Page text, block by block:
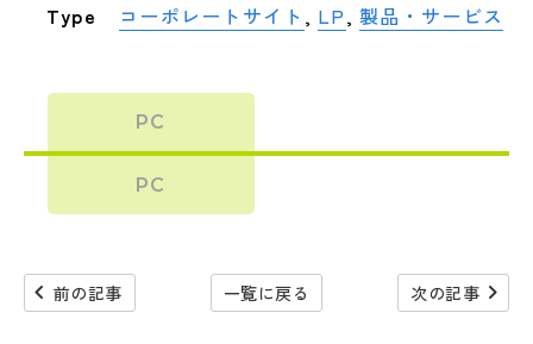
Type
コーポレートサイト , LP,製品・サービス
PC
PC
navigate_before 前の記事 一覧に戻る 次の記事navigate_next